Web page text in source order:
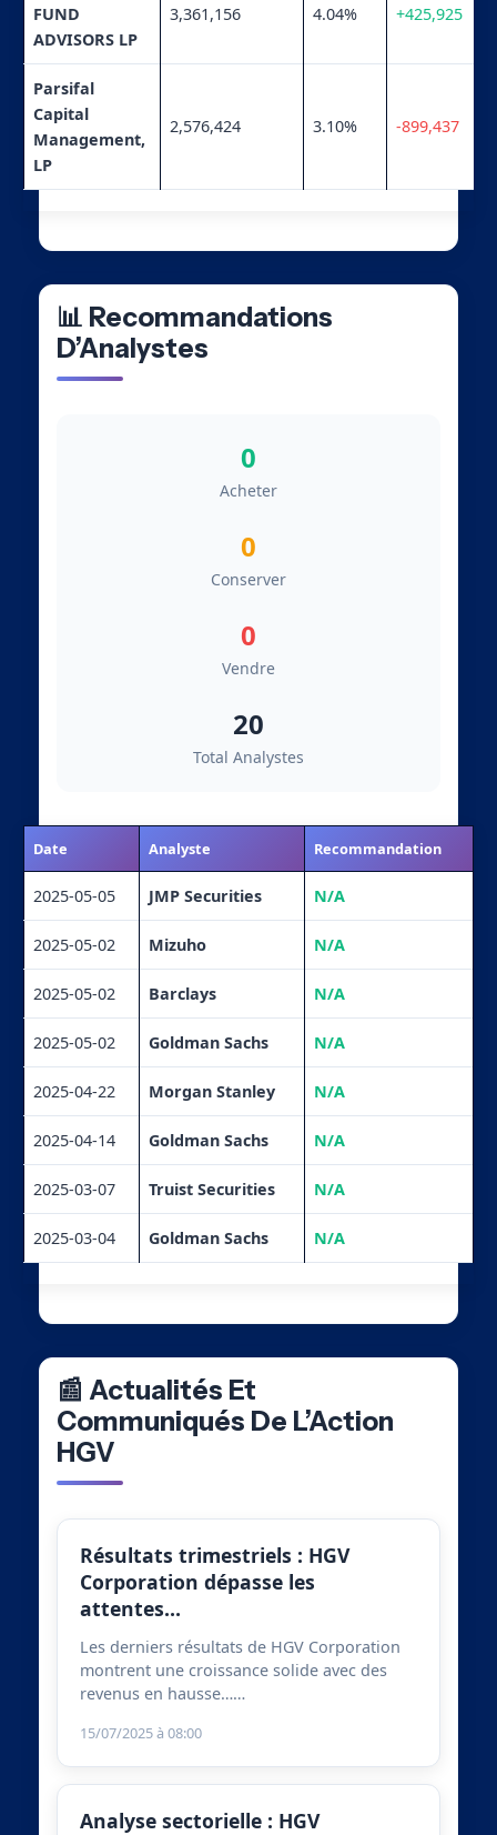
FUND
ADVISORS LP
3,361,156 4.04% +425,925
Parsifal
Capital
Management,
LP
2,576,424 3.10% -899,437
📊 Recommandations
D’Analystes
0
Acheter
0
Conserver
0
Vendre
20
Total Analystes
Date Analyste Recommandation
2025-05-05 JMP Securities N/A
2025-05-02 Mizuho N/A
2025-05-02 Barclays N/A
2025-05-02 Goldman Sachs N/A
2025-04-22 Morgan Stanley N/A
2025-04-14 Goldman Sachs N/A
2025-03-07 Truist Securities N/A
2025-03-04 Goldman Sachs N/A
📰 Actualités Et
Communiqués De L’Action
HGV
Résultats trimestriels : HGV
Corporation dépasse les
attentes…
Les derniers résultats de HGV Corporation
montrent une croissance solide avec des
revenus en hausse……
15/07/2025 à 08:00
Analyse sectorielle : HGV